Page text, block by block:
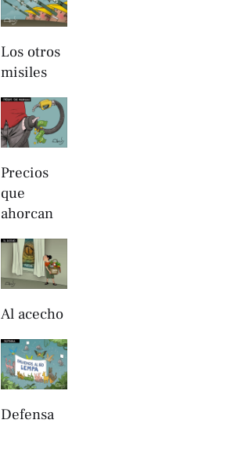
Los otros
misiles
Precios
que
ahorcan
Al acecho
Defensa